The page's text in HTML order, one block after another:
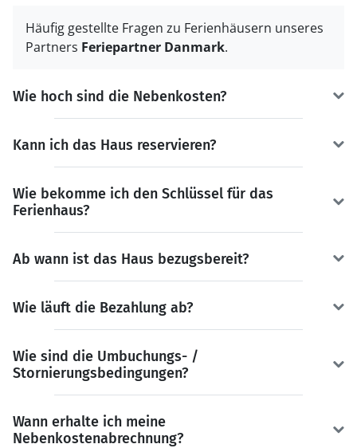
Häufig gestellte Fragen zu Ferienhäusern unseres
Partners Feriepartner Danmark.
Wie hoch sind die Nebenkosten?
Kann ich das Haus reservieren?
Wie bekomme ich den Schlüssel für das
Ferienhaus?
Ab wann ist das Haus bezugsbereit?
Wie läuft die Bezahlung ab?
Wie sind die Umbuchungs- /
Stornierungsbedingungen?
Wann erhalte ich meine
Nebenkostenabrechnung?